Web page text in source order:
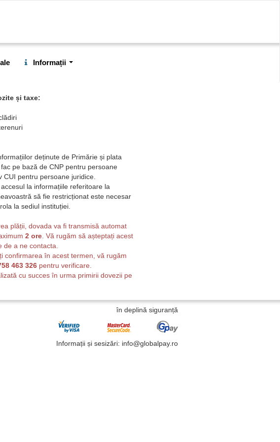
Informații
și taxe:
deținute de Primărie și plata
pe bază de CNP pentru persoane
CUI pentru persoane juridice.
la informațiile referitoare la
să fie restricționat este necesar
la sediul instituției.
plății, dovada va fi transmisă automat
2 ore . Vă rugăm să așteptați acest
de a ne contacta.
confirmarea în acest termen, vă rugăm
463 326 pentru verificare.
cu succes în urma primirii dovezii pe
în deplină siguranță
Informații și sesizări: info@globalpay.ro